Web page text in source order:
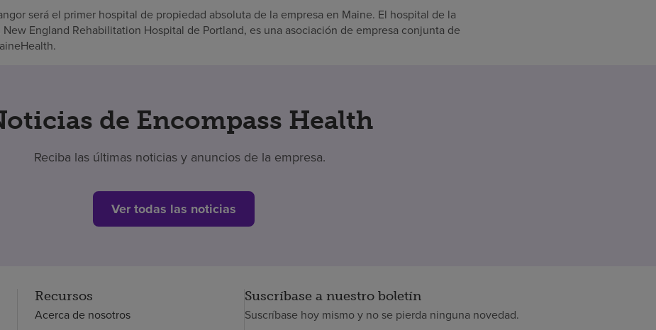
será el primer hospital de propiedad absoluta de la empresa en Maine. El hospital de la
England Rehabilitation Hospital de Portland, es una asociación de empresa conjunta de
de Encompass Health
Reciba las últimas noticias y anuncios de la empresa.
Ver todas las noticias
Recursos
Acerca de nosotros
Suscríbase a nuestro boletín
Suscríbase hoy mismo y no se pierda ninguna novedad.